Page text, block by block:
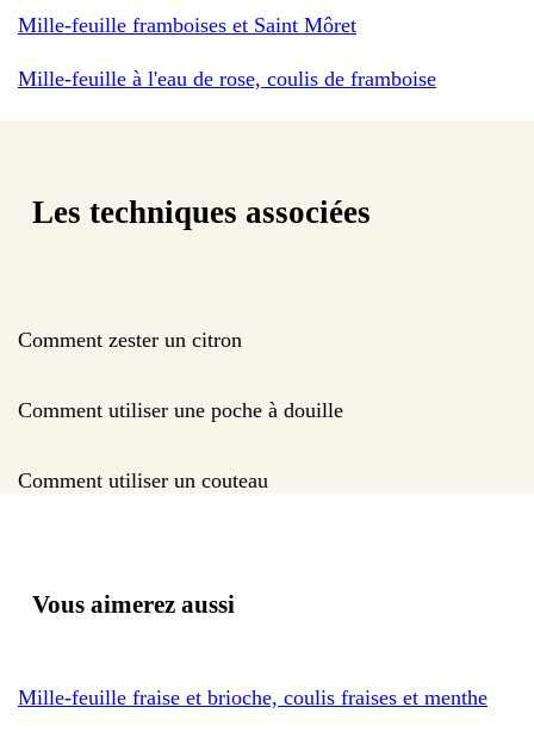
Mille-feuille framboises et Saint Môret
Mille-feuille à l'eau de rose, coulis de framboise
Les techniques associées
Comment zester un citron
Comment utiliser une poche à douille
Comment utiliser un couteau
Vous aimerez aussi
Mille-feuille fraise et brioche, coulis fraises et menthe